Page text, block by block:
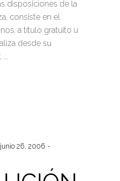
disposiciones de la
consiste en el
a título gratuito u
desde su
junio 26, 2006